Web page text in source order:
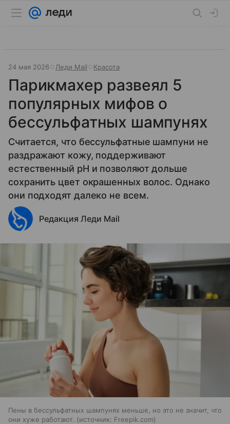
24 мая 2026 Леди Mail Красота
Парикмахер развеял 5
популярных мифов о
бессульфатных шампунях
Считается, что бессульфатные шампуни не
раздражают кожу, поддерживают
естественный pH и позволяют дольше
сохранить цвет окрашенных волос. Однако
они подходят далеко не всем.
Редакция Леди Mail
Пены в бессульфатных шампунях меньше, но это не значит, что
они хуже работают.
источник: Freepik.com